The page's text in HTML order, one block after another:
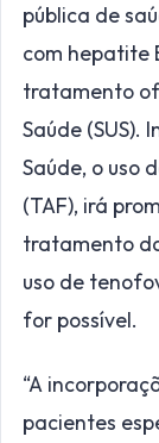
pública de
com hepatite
tratamento
Saúde (SUS).
Saúde, o uso
(TAF), irá
tratamento
uso de
for possível.
“A
pacientes